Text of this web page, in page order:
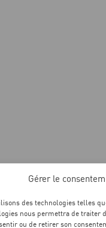
Gérer le
des technologies telles
nous permettra de traiter
ou de retirer son